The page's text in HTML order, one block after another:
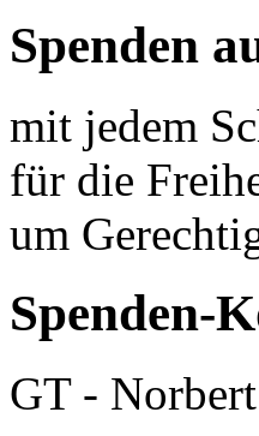
Spenden
mit jedem
für die
um
Spenden-
GT -